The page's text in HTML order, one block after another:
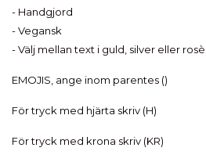
- Handgjord
- Vegansk
- Välj mellan text i guld, silver eller rosè
EMOJIS, ange inom parentes ()
För tryck med hjärta skriv (H)
För tryck med krona skriv (KR)